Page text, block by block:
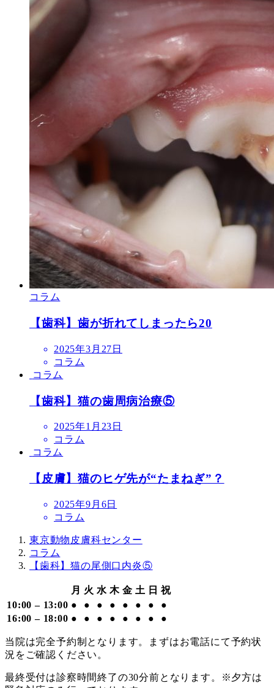
コラム
【歯科】歯が折れてしまったら20
投
稿
日
2025年3月27日
コラム
コラム
【歯科】猫の歯周病治療⑤
投
稿
日
2025年1月23日
コラム
コラム
【皮膚】猫のヒゲ先が“たまねぎ”？
投
稿
2025年9月6日
コラム
東京動物皮膚科センター
コラム
【歯科】猫の尾側口内炎⑤
月 火 水 木 金 土 日 祝
10:00 – 13:00 ● ● ● ● ● ● ●
●
16:00 – 18:00 ● ● ● ● ● ● ● ●
当院は完全予約制となります。まずはお電話にて予約状
況をご確認ください。
最終受付は診察時間終了の30分前となります。※夕方は